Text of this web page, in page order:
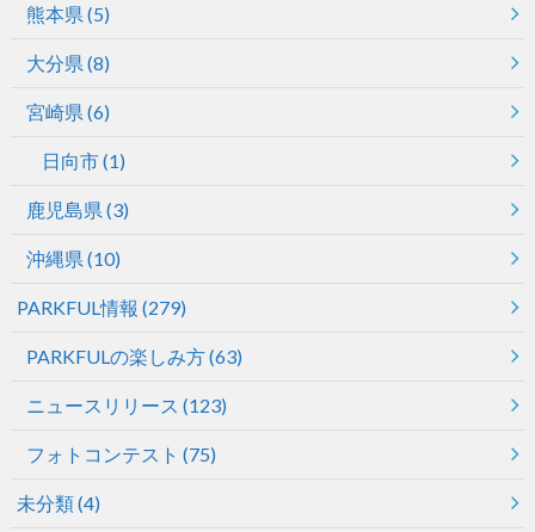
熊本県 (5)
大分県 (8)
宮崎県 (6)
日向市(1)
鹿児島県 (3)
沖縄県 (10)
PARKFUL情報 (279)
PARKFULの楽しみ方(63)
ニュースリリース (123)
フォトコンテスト (75)
未分類(4)